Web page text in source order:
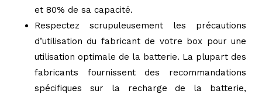
et 80% de sa capacité.
Respectez scrupuleusement les précautions
d’utilisation du fabricant de votre box pour une
utilisation optimale de la batterie. La plupart des
fabricants fournissent des recommandations
spécifiques sur la recharge de la batterie,